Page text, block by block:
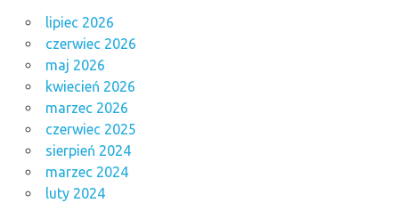
lipiec 2026
czerwiec 2026
maj 2026
kwiecień 2026
marzec 2026
czerwiec 2025
sierpień 2024
marzec 2024
luty 2024